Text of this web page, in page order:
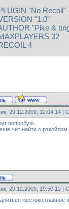
"No Recoil"
"1.0"
"Pike &
32
4
{
=
=
29.12.2009, 12:04:14 |
попробую.
чит найти с рэкойлом
29.12.2009, 19:50:12 |
жестоко.главное